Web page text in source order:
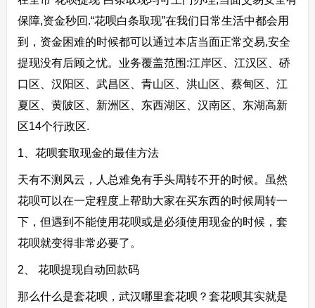
保障,资金秒回.“花呗白条取现”在我们日常生活中都会用
到，资金困难的时候都可以通过本店当面正常交易,安全
提现没有后顾之忧。业务覆盖范围:江岸区、江汉区、硚
口区、汉阳区、武昌区、青山区、洪山区、蔡甸区、江
夏区、黄陂区、新洲区、东西湖区、汉南区、东湖高新
区14个行政区.
1、花呗套取现金的最佳方法
天有不测风云，人总难免有手头周转不开的时候。虽然
花呗可以在一定程度上帮助大家在买东西的时候周转一
下，但遇到不能使用花呗或是必须使用现金的时候，套
花呗就变得非常必要了。
2、 花呗提现自动回款码
那么什么是套花呗，武汉哪里套花呗？套花呗其实就是